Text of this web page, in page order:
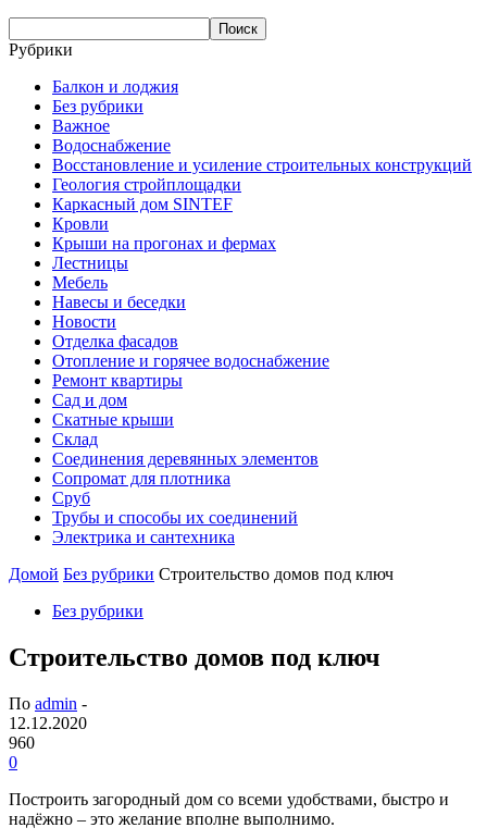
Рубрики
Балкон и лоджия
Без рубрики
Важное
Водоснабжение
Восстановление и усиление строительных конструкций
Геология стройплощадки
Каркасный дом SINTEF
Кровли
Крыши на прогонах и фермах
Лестницы
Мебель
Навесы и беседки
Новости
Отделка фасадов
Отопление и горячее водоснабжение
Ремонт квартиры
Сад и дом
Скатные крыши
Склад
Соединения деревянных элементов
Сопромат для плотника
Сруб
Трубы и способы их соединений
Электрика и сантехника
Домой Без рубрики Строительство домов под ключ
Без рубрики
Строительство домов под ключ
По admin -
12.12.2020
960
0
Построить загородный дом со всеми удобствами, быстро и
надёжно – это желание вполне выполнимо.